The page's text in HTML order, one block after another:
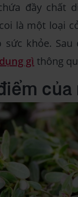
đầy chất
là một loại
khỏe. Sau
gì thông
của